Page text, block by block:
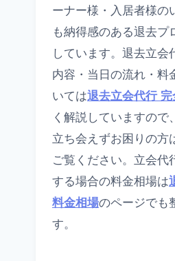
ーナー様・入居者様の
も納得感のある退去プ
しています。退去立会
内容・当日の流れ・料
いては退去立会代行 完
く解説していますので
立ち会えずお困りの方
ご覧ください。立会代
する場合の料金相場は
料金相場のページでも
す。